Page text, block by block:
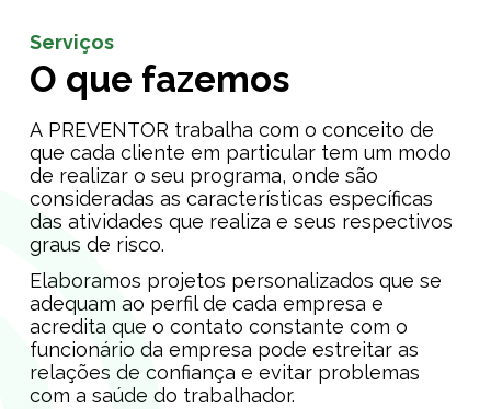
Serviços
O que fazemos
A PREVENTOR trabalha com o conceito de
que cada cliente em particular tem um modo
de realizar o seu programa, onde são
consideradas as características específicas
das atividades que realiza e seus respectivos
graus de risco.
Elaboramos projetos personalizados que se
adequam ao perfil de cada empresa e
acredita que o contato constante com o
funcionário da empresa pode estreitar as
relações de confiança e evitar problemas
com a saúde do trabalhador.